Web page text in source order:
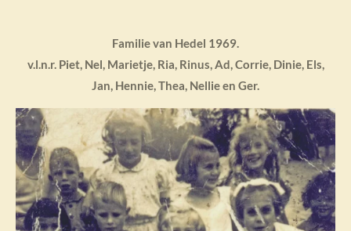
Familie van Hedel 1969.
v.l.n.r. Piet, Nel, Marietje, Ria, Rinus, Ad, Corrie, Dinie, Els,
Jan, Hennie, Thea, Nellie en Ger.